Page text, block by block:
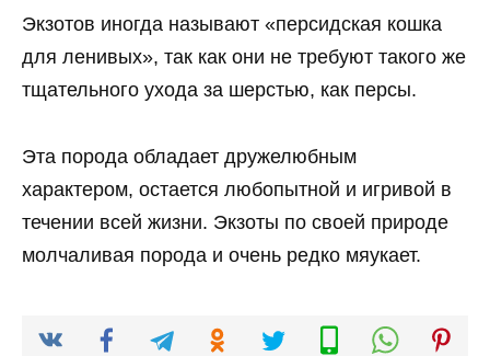
Экзотов иногда называют «персидская кошка
для ленивых», так как они не требуют такого же
тщательного ухода за шерстью, как персы.
Эта порода обладает дружелюбным
характером, остается любопытной и игривой в
течении всей жизни. Экзоты по своей природе
молчаливая порода и очень редко мяукает.